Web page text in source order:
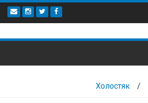
Наверх
Холостяк /